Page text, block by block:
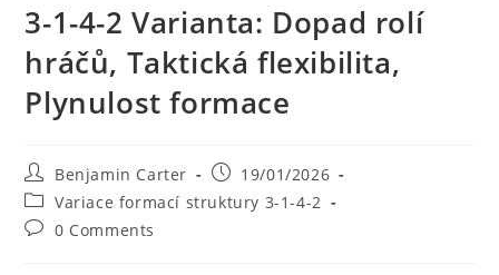
3-1-4-2 Varianta: Dopad rolí
hráčů, Taktická flexibilita,
Plynulost formace
Post
author:
Benjamin Carter
Post
published:
19/01/2026
Post
category:
Variace formací struktury 3-1-4-2
Post0 Comments